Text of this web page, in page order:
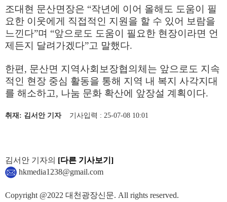
조대현 문산면장은 “작년에 이어 올해도 도움이 필
요한 이웃에게 직접적인 지원을 할 수 있어 보람을
느낀다”며 “앞으로도 도움이 필요한 현장이라면 언
제든지 달려가겠다”고 말했다.
한편, 문산면 지역사회보장협의체는 앞으로도 지속
적인 현장 중심 활동을 통해 지역 내 복지 사각지대
를 해소하고, 나눔 문화 확산에 앞장설 계획이다.
취재: 김서안 기자기사입력 : 25-07-08 10:01
김서안 기자의 [다른 기사보기]
hkmedia1238@gmail.com
Copyright @2022 대천광장신문. All rights reserved.